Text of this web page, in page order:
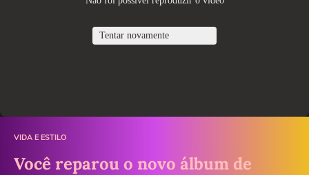
VIDA E ESTILO
Você reparou o novo álbum de